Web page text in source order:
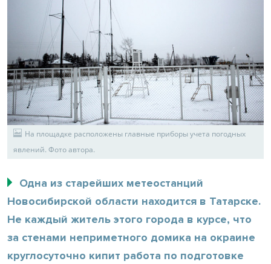
На площадке расположены главные приборы учета погодных
явлений. Фото автора.
Одна из старейших метеостанций
Новосибирской области находится в Татарске.
Не каждый житель этого города в курсе, что
за стенами неприметного домика на окраине
круглосуточно кипит работа по подготовке